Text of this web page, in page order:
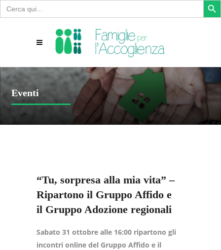
Search
for:
Eventi
“Tu, sorpresa alla mia vita” –
Ripartono il Gruppo Affido e
il Gruppo Adozione regionali
Sabato 31 ottobre alle 16:00 ripartono gli
incontri online del Gruppo Affido e il